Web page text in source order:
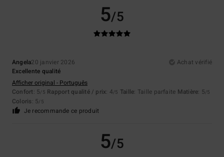
5/5
Angela20 janvier 2026
Achat vérifié
Excellente qualité
Afficher original - Português
Confort: 5/5 Rapport qualité / prix: 4/5 Taille: Taille parfaite Matière: 5/5
Coloris: 5/5
Je recommande ce produit
5/5